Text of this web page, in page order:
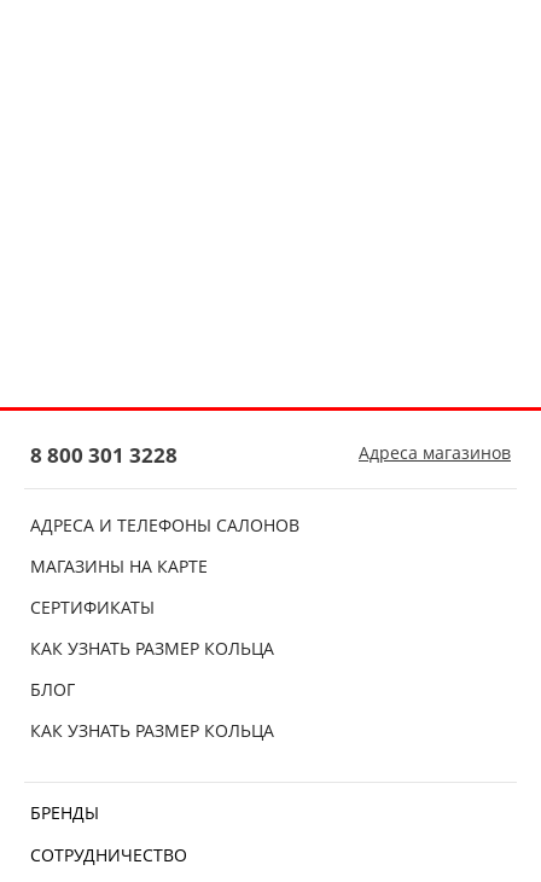
АДРЕСА И ТЕЛЕФОНЫ САЛОНОВ
МАГАЗИНЫ НА КАРТЕ
СЕРТИФИКАТЫ
КАК УЗНАТЬ РАЗМЕР КОЛЬЦА
БЛОГ
КАК УЗНАТЬ РАЗМЕР КОЛЬЦА
БРЕНДЫ
СОТРУДНИЧЕСТВО
8 800 301 3228 Адреса магазинов